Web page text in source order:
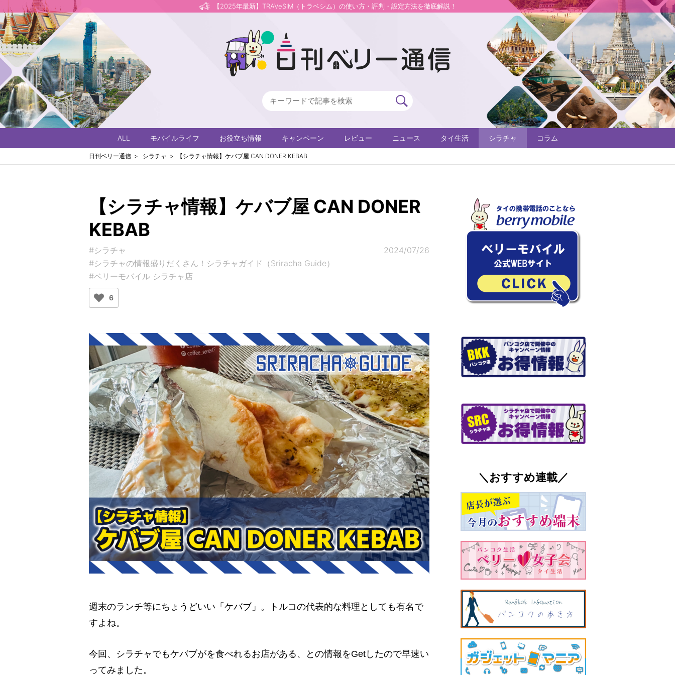
【2025年最新】TRAVeSIM（トラベシム）の使い方・評判・設定方法を徹底解説！
ALL モバイルライフ お役立ち情報 キャンペーン レビュー ニュース タイ生活 シラチャ コラム
日刊ベリー通信 シラチャ 【シラチャ情報】ケバブ屋 CAN DONER KEBAB
【シラチャ情報】ケバブ屋 CAN DONER
KEBAB
#シラチャ
#シラチャの情報盛りだくさん！シラチャガイド（Sriracha Guide）
#ベリーモバイル シラチャ店
2024/07/26
6
週末のランチ等にちょうどいい「ケバブ」。トルコの代表的な料理としても有名で
すよね。
今回、シラチャでもケバブがを食べれるお店がある、との情報をGetしたので早速い
ってみました。
＼おすすめ連載／